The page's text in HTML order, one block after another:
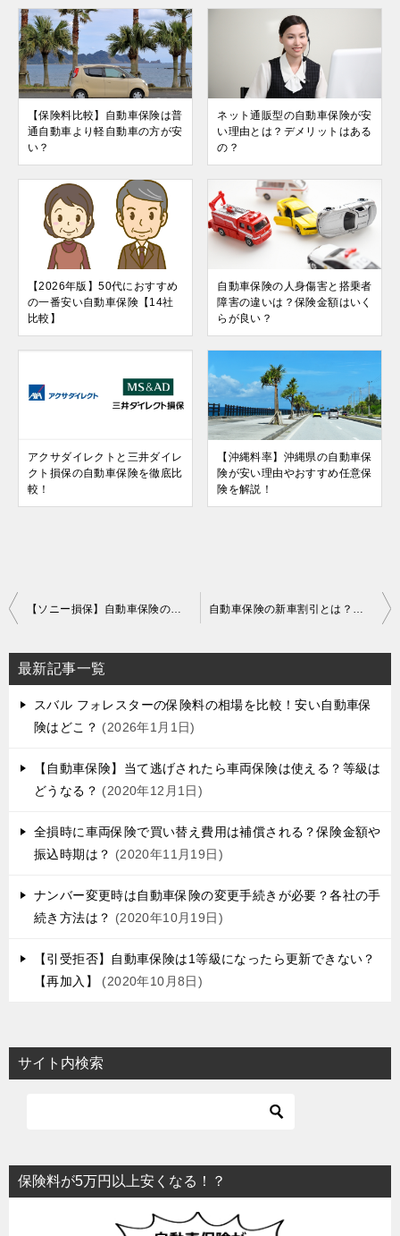
【保険料比較】自動車保険は普
通自動車より軽自動車の方が安
い？
ネット通販型の自動車保険が安
い理由とは？デメリットはある
の？
【2026年版】50代におすすめ
の一番安い自動車保険【14社
比較】
自動車保険の人身傷害と搭乗者
障害の違いは？保険金額はいく
らが良い？
アクサダイレクトと三井ダイレ
クト損保の自動車保険を徹底比
較！
【沖縄料率】沖縄県の自動車保
険が安い理由やおすすめ任意保
険を解説！
投
ナ
シ
ン
【ソニー損保】自動車保険の無事故割引を解説【東京海上ダイレクト】 自動車保険の新車割引とは？各社の割引適用期間や割引率を徹底解説！
最新記事一覧
スバル フォレスターの保険料の相場を比較！安い自動車保
険はどこ？
2026年1月1日
【自動車保険】当て逃げされたら車両保険は使える？等級は
どうなる？
2020年12月1日
全損時に車両保険で買い替え費用は補償される？保険金額や
振込時期は？
2020年11月19日
ナンバー変更時は自動車保険の変更手続きが必要？各社の手
続き方法は？
2020年10月19日
【引受拒否】自動車保険は1等級になったら更新できない？
【再加入】
2020年10月8日
サイト内検索
保険料が5万円以上安くなる！？